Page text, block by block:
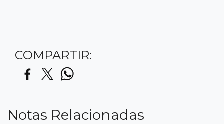
COMPARTIR:
Notas Relacionadas